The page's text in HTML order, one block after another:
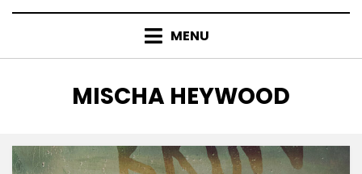
MENU
TAG
:
MISCHA HEYWOOD